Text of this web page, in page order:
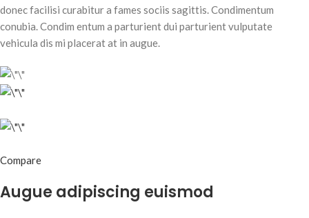
donec facilisi curabitur a fames sociis sagittis. Condimentum
conubia. Condim entum a parturient dui parturient vulputate
vehicula dis mi placerat at in augue.
Compare
Augue adipiscing euismod